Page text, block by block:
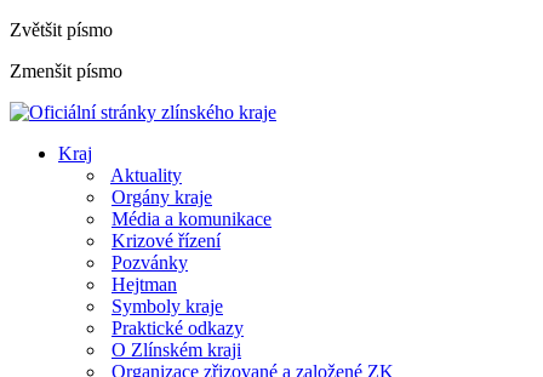
Zvětšit písmo
Zmenšit písmo
Kraj
Aktuality
Orgány kraje
Média a komunikace
Krizové řízení
Pozvánky
Hejtman
Symboly kraje
Praktické odkazy
O Zlínském kraji
Organizace zřizované a založené ZK